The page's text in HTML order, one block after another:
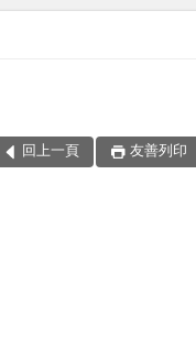
回上一頁 友善列印